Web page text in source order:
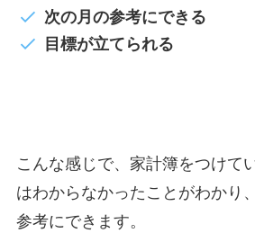
次の月の参考にできる
目標が立てられる
こんな感じで、家計簿をつけて
はわからなかったことがわかり
参考にできます。